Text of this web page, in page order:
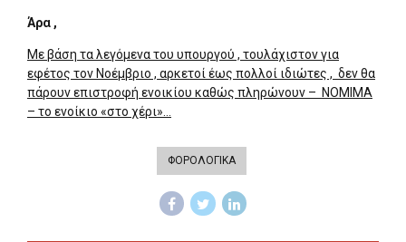
Άρα ,
Με βάση τα λεγόμενα του υπουργού , τουλάχιστον για
εφέτος τον Νοέμβριο , αρκετοί έως πολλοί ιδιώτες , δεν θα
πάρουν επιστροφή ενοικίου καθώς πληρώνουν – ΝΟΜΙΜΑ
– το ενοίκιο «στο χέρι»…
ΦΟΡΟΛΟΓΙΚΑ